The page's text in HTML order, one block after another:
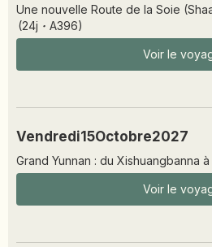
Une nouvelle Route de la Soie
(24j · A396)
Voir le
Vendredi15Octobre2027
Grand Yunnan : du Xishuangbanna
Voir le